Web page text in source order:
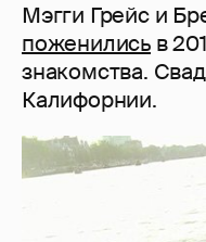
Мэгги Грейс и
поженились в
знакомства.
Калифорнии.